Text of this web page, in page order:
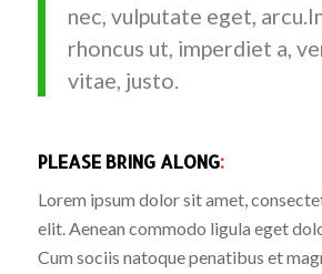
nec, vulputate eget,
rhoncus ut, imperdiet a,
vitae, justo.
PLEASE BRING ALONG:
Lorem ipsum dolor sit amet,
elit. Aenean commodo ligula eget
Cum sociis natoque penatibus et